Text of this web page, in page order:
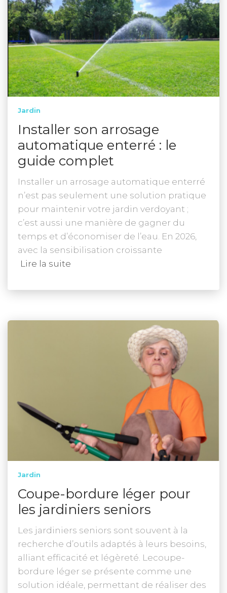
Jardin
Installer son arrosage
automatique enterré : le
guide complet
Installer un arrosage automatique enterré
n’est pas seulement une solution pratique
pour maintenir votre jardin verdoyant ;
c’est aussi une manière de gagner du
temps et d’économiser de l’eau. En 2026,
avec la sensibilisation croissante
Lire la suite
Jardin
Coupe-bordure léger pour
les jardiniers seniors
Les jardiniers seniors sont souvent à la
recherche d’outils adaptés à leurs besoins,
alliant efficacité et légèreté. Lecoupe-
bordure léger se présente comme une
solution idéale, permettant de réaliser des